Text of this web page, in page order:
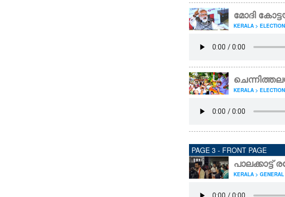
മോദി
KERALA >
KERALA >
PAGE 3 - FRONT PAGE
പാലക്കാട്ട്
KERALA > GENERAL